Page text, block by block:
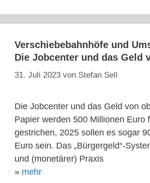
Verschiebebahnhöfe und
Die Jobcenter und das Geld
31. Juli 2023 von Stefan Sell
Die Jobcenter und das Geld von
Papier werden 500 Millionen Euro
gestrichen, 2025 sollen es sogar
Euro sein. Das „Bürgergeld“-
und (monetärer) Praxis
» mehr